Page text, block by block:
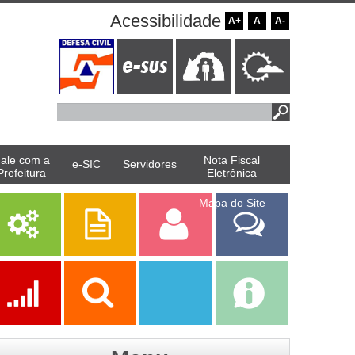
Acessibilidade A+ A A-
com a
e-SIC Servidores
Nota Fiscal
Eletrônica
Mapa do Site
Serviços Publicações Servidor
Fale Com a
Prefeitura